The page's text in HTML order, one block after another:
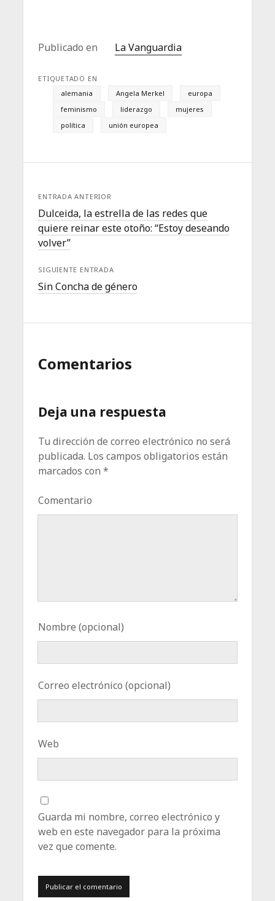
Publicado en La Vanguardia
ETIQUETADO EN
alemania
Angela Merkel
europa
feminismo
liderazgo
mujeres
política
unión europea
ENTRADA ANTERIOR
Dulceida, la estrella de las redes que
quiere reinar este otoño: “Estoy deseando
volver”
SIGUIENTE ENTRADA
Sin Concha de género
Comentarios
Deja una respuesta
Tu dirección de correo electrónico no será
publicada. Los campos obligatorios están
marcados con*
Comentario
Nombre (opcional)
Correo electrónico (opcional)
Web
Guarda mi nombre, correo electrónico y
web en este navegador para la próxima
vez que comente.